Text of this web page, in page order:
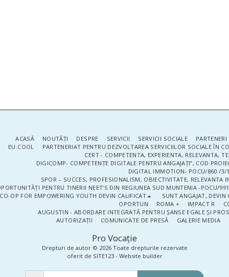
Pro Vocaţie
Drepturi de autor © 2026 Toate drepturile rezervate
oferit de SITE123- Website builder
ACASĂ NOUTĂŢI DESPRE SERVICII SERVICII SOCIALE
EU.COOL
PARTENERIAT PENTRU DEZVOLTAREA SERVICIILOR SOCIALE ÎN
CERT - COMPETENTA, EXPERIENTA, RELEVANTA,
DIGICOMP- COMPETENȚE DIGITALE PENTRU ANGAJAȚI”, COD
DIGITAL IMMOTION- POCU/860 /3/
SPOR – SUCCES, PROFESIONALISM, OBIECTIVITATE, RELEVANTA
PENTRU TINERII NEET’S DIN REGIUNEA SUD MUNTENIA -POCU/
CO-OP FOR EMPOWERING YOUTH DEVIN CALIFICAT
SUNT ANGAJAT, DEVIN
OPORTUN
ROMA + IMPACT R
AUGUSTIN - ABORDARE INTEGRATĂ PENTRU ȘANSE EGALE ȘI
AUTORIZAȚII
COMUNICATE DE PRESĂ GALERIE MEDIA